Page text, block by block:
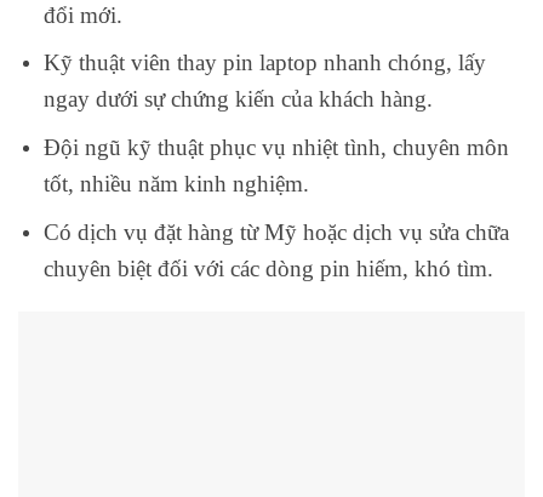
đổi mới.
Kỹ thuật viên thay pin laptop nhanh chóng, lấy
ngay dưới sự chứng kiến của khách hàng.
Đội ngũ kỹ thuật phục vụ nhiệt tình, chuyên môn
tốt, nhiều năm kinh nghiệm.
Có dịch vụ đặt hàng từ Mỹ hoặc dịch vụ sửa chữa
chuyên biệt đối với các dòng pin hiếm, khó tìm.